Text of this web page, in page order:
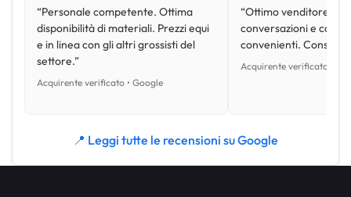
“Personale competente. Ottima
disponibilità di materiali. Prezzi equi
e in linea con gli altri grossisti del
settore.”
Acquirente verificato • Google
“Ottimo venditore,
conversazioni e con
convenienti.
Acquirente verificato •
📍 Leggi tutte le recensioni su Google